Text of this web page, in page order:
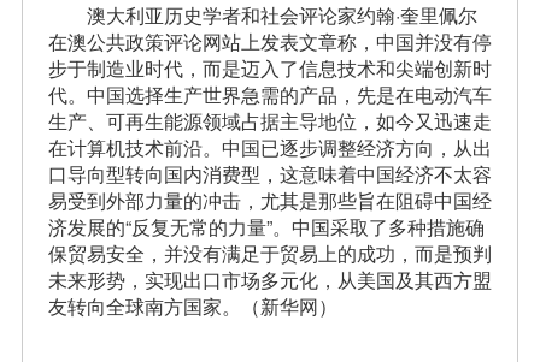
澳大利亚历史学者和社会评论家约翰·奎里佩尔
在澳公共政策评论网站上发表文章称，中国并没有停
步于制造业时代，而是迈入了信息技术和尖端创新时
代。中国选择生产世界急需的产品，先是在电动汽车
生产、可再生能源领域占据主导地位，如今又迅速走
在计算机技术前沿。中国已逐步调整经济方向，从出
口导向型转向国内消费型，这意味着中国经济不太容
易受到外部力量的冲击，尤其是那些旨在阻碍中国经
济发展的“反复无常的力量”。中国采取了多种措施确
保贸易安全，并没有满足于贸易上的成功，而是预判
未来形势，实现出口市场多元化，从美国及其西方盟
友转向全球南方国家。（新华网）